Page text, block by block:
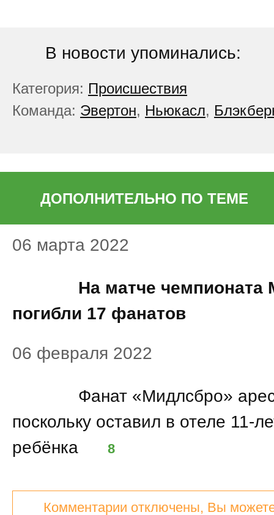
В новости упоминались:
Категория: Происшествия
Команда: Эвертон, Ньюкасл,
ДОПОЛНИТЕЛЬНО ПО ТЕМЕ
06 марта 2022
На матче чемпионата
погибли 17 фанатов
06 февраля 2022
Фанат «Мидлсбро»
поскольку оставил в отеле 11-
ребёнка
8
Комментарии отключены, Вы